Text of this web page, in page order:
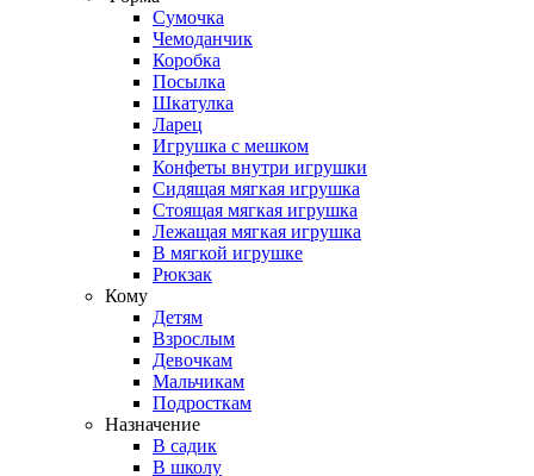
Сумочка
Чемоданчик
Коробка
Посылка
Шкатулка
Ларец
Игрушка с мешком
Конфеты внутри игрушки
Сидящая мягкая игрушка
Стоящая мягкая игрушка
Лежащая мягкая игрушка
В мягкой игрушке
Рюкзак
Кому
Детям
Взрослым
Девочкам
Мальчикам
Подросткам
Назначение
В садик
В школу